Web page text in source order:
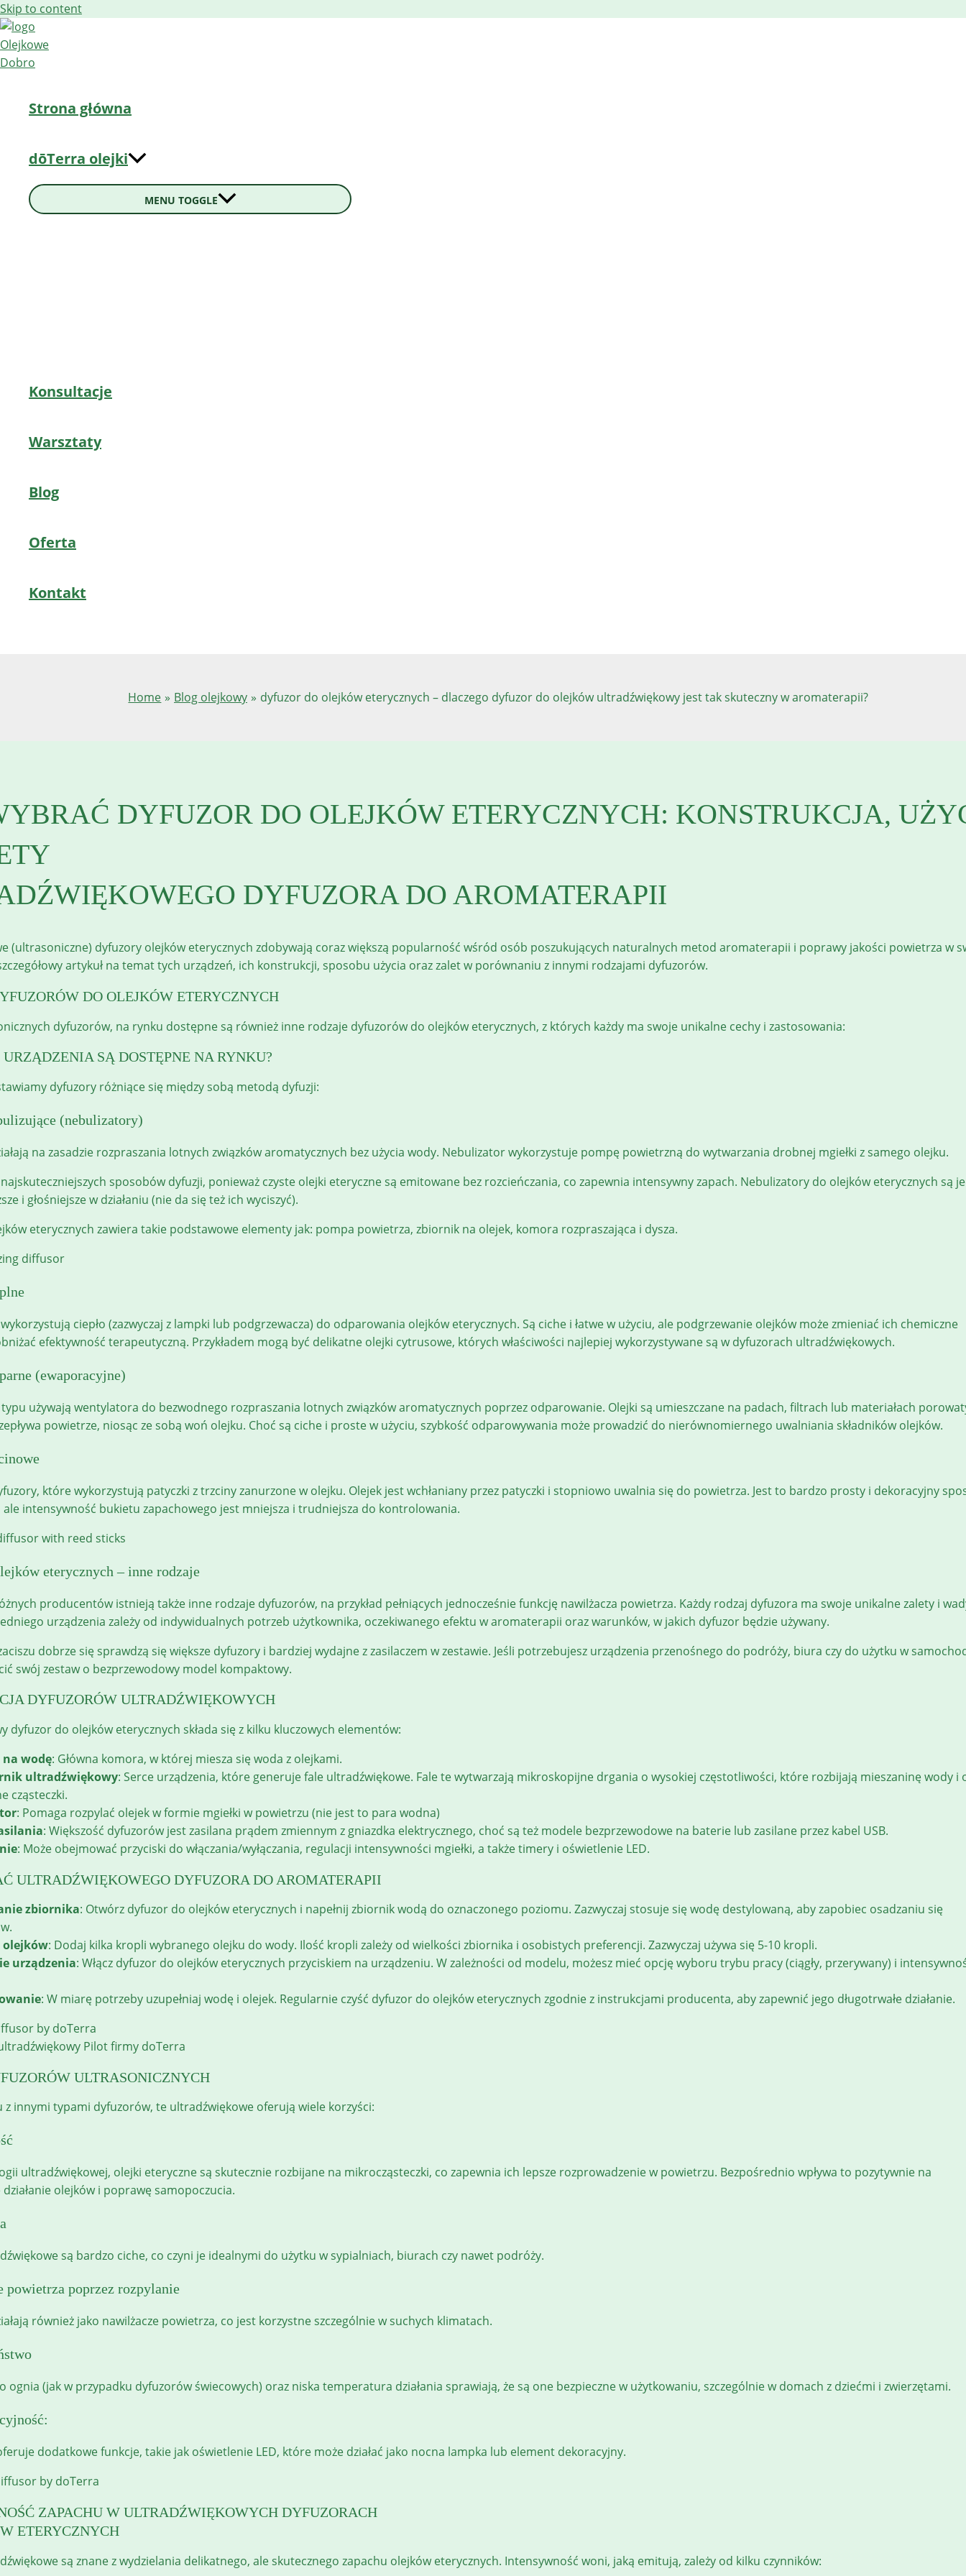
Skip to content
Strona główna
dōTerra olejki
MENU TOGGLE
Konsultacje
Warsztaty
Blog
Oferta
Kontakt
Home Blog olejkowy dyfuzor do olejków eterycznych – dlaczego dyfuzor do olejków ultradźwiękowy jest tak skuteczny w aromaterapii?
DYFUZOR DO OLEJKÓW ETERYCZNYCH: KONSTRUKCJA,
DYFUZORA DO AROMATERAPII
(ultrasoniczne) dyfuzory olejków eterycznych zdobywają coraz większą popularność wśród osób poszukujących naturalnych metod aromaterapii i poprawy jakości powietrza w
artykuł na temat tych urządzeń, ich konstrukcji, sposobu użycia oraz zalet w porównaniu z innymi rodzajami dyfuzorów.
DO OLEJKÓW ETERYCZNYCH
dyfuzorów, na rynku dostępne są również inne rodzaje dyfuzorów do olejków eterycznych, z których każdy ma swoje unikalne cechy i zastosowania:
SĄ DOSTĘPNE NA RYNKU?
dyfuzory różniące się między sobą metodą dyfuzji:
(nebulizatory)
na zasadzie rozpraszania lotnych związków aromatycznych bez użycia wody. Nebulizator wykorzystuje pompę powietrzną do wytwarzania drobnej mgiełki z samego olejku.
sposobów dyfuzji, ponieważ czyste olejki eteryczne są emitowane bez rozcieńczania, co zapewnia intensywny zapach. Nebulizatory do olejków eterycznych są
i głośniejsze w działaniu (nie da się też ich wyciszyć).
eterycznych zawiera takie podstawowe elementy jak: pompa powietrza, zbiornik na olejek, komora rozpraszająca i dysza.
ciepło (zazwyczaj z lampki lub podgrzewacza) do odparowania olejków eterycznych. Są ciche i łatwe w użyciu, ale podgrzewanie olejków może zmieniać ich chemiczne
efektywność terapeutyczną. Przykładem mogą być delikatne olejki cytrusowe, których właściwości najlepiej wykorzystywane są w dyfuzorach ultradźwiękowych.
(ewaporacyjne)
używają wentylatora do bezwodnego rozpraszania lotnych związków aromatycznych poprzez odparowanie. Olejki są umieszczane na padach, filtrach lub materiałach
powietrze, niosąc ze sobą woń olejku. Choć są ciche i proste w użyciu, szybkość odparowywania może prowadzić do nierównomiernego uwalniania składników olejków.
które wykorzystują patyczki z trzciny zanurzone w olejku. Olejek jest wchłaniany przez patyczki i stopniowo uwalnia się do powietrza. Jest to bardzo prosty i dekoracyjny
intensywność bukietu zapachowego jest mniejsza i trudniejsza do kontrolowania.
eterycznych – inne rodzaje
producentów istnieją także inne rodzaje dyfuzorów, na przykład pełniących jednocześnie funkcję nawilżacza powietrza. Każdy rodzaj dyfuzora ma swoje unikalne zalety i
urządzenia zależy od indywidualnych potrzeb użytkownika, oczekiwanego efektu w aromaterapii oraz warunków, w jakich dyfuzor będzie używany.
dobrze się sprawdzą się większe dyfuzory i bardziej wydajne z zasilaczem w zestawie. Jeśli potrzebujesz urządzenia przenośnego do podróży, biura czy do użytku w
swój zestaw o bezprzewodowy model kompaktowy.
DYFUZORÓW ULTRADŹWIĘKOWYCH
dyfuzor do olejków eterycznych składa się z kilku kluczowych elementów:
wodę: Główna komora, w której miesza się woda z olejkami.
ultradźwiękowy: Serce urządzenia, które generuje fale ultradźwiękowe. Fale te wytwarzają mikroskopijne drgania o wysokiej częstotliwości, które rozbijają mieszaninę wody i
cząsteczki.
: Pomaga rozpylać olejek w formie mgiełki w powietrzu (nie jest to para wodna)
: Większość dyfuzorów jest zasilana prądem zmiennym z gniazdka elektrycznego, choć są też modele bezprzewodowe na baterie lub zasilane przez kabel USB.
: Może obejmować przyciski do włączania/wyłączania, regulacji intensywności mgiełki, a także timery i oświetlenie LED.
ULTRADŹWIĘKOWEGO DYFUZORA DO AROMATERAPII
zbiornika: Otwórz dyfuzor do olejków eterycznych i napełnij zbiornik wodą do oznaczonego poziomu. Zazwyczaj stosuje się wodę destylowaną, aby zapobiec osadzaniu się
olejków: Dodaj kilka kropli wybranego olejku do wody. Ilość kropli zależy od wielkości zbiornika i osobistych preferencji. Zazwyczaj używa się 5-10 kropli.
urządzenia: Włącz dyfuzor do olejków eterycznych przyciskiem na urządzeniu. W zależności od modelu, możesz mieć opcję wyboru trybu pracy (ciągły, przerywany) i
: W miarę potrzeby uzupełniaj wodę i olejek. Regularnie czyść dyfuzor do olejków eterycznych zgodnie z instrukcjami producenta, aby zapewnić jego długotrwałe działanie.
Pilot firmy doTerra
ULTRASONICZNYCH
z innymi typami dyfuzorów, te ultradźwiękowe oferują wiele korzyści:
ultradźwiękowej, olejki eteryczne są skutecznie rozbijane na mikrocząsteczki, co zapewnia ich lepsze rozprowadzenie w powietrzu. Bezpośrednio wpływa to pozytywnie na
olejków i poprawę samopoczucia.
są bardzo ciche, co czyni je idealnymi do użytku w sypialniach, biurach czy nawet podróży.
powietrza poprzez rozpylanie
również jako nawilżacze powietrza, co jest korzystne szczególnie w suchych klimatach.
ognia (jak w przypadku dyfuzorów świecowych) oraz niska temperatura działania sprawiają, że są one bezpieczne w użytkowaniu, szczególnie w domach z dziećmi i zwierzętami.
dodatkowe funkcje, takie jak oświetlenie LED, które może działać jako nocna lampka lub element dekoracyjny.
ZAPACHU W ULTRADŹWIĘKOWYCH DYFUZORACH
ETERYCZNYCH
są znane z wydzielania delikatnego, ale skutecznego zapachu olejków eterycznych. Intensywność woni, jaką emitują, zależy od kilku czynników: